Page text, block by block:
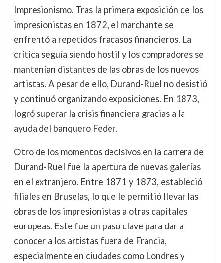
Impresionismo. Tras la primera exposición de los
impresionistas en 1872, el marchante se
enfrentó a repetidos fracasos financieros. La
crítica seguía siendo hostil y los compradores se
mantenían distantes de las obras de los nuevos
artistas. A pesar de ello, Durand-Ruel no desistió
y continuó organizando exposiciones. En 1873,
logró superar la crisis financiera gracias a la
ayuda del banquero Feder.
Otro de los momentos decisivos en la carrera de
Durand-Ruel fue la apertura de nuevas galerías
en el extranjero. Entre 1871 y 1873, estableció
filiales en Bruselas, lo que le permitió llevar las
obras de los impresionistas a otras capitales
europeas. Este fue un paso clave para dar a
conocer a los artistas fuera de Francia,
especialmente en ciudades como Londres y